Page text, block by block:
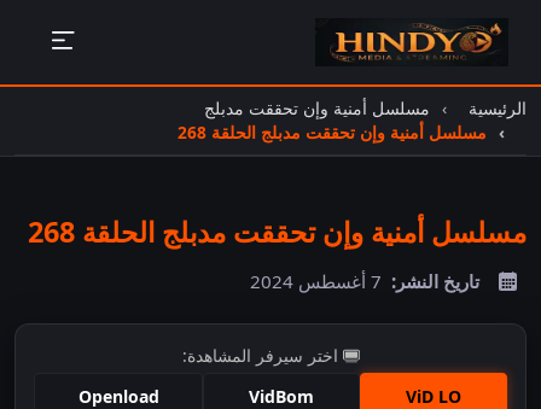
الرئيسية
مسلسل أمنية وإن تحققت مدبلج
مسلسل أمنية وإن تحققت مدبلج الحلقة 268
مسلسل أمنية وإن تحققت مدبلج الحلقة 268
تاريخ النشر: 7 أغسطس 2024
اختر سيرفر المشاهدة:
ViD LO
VidBom
Openload